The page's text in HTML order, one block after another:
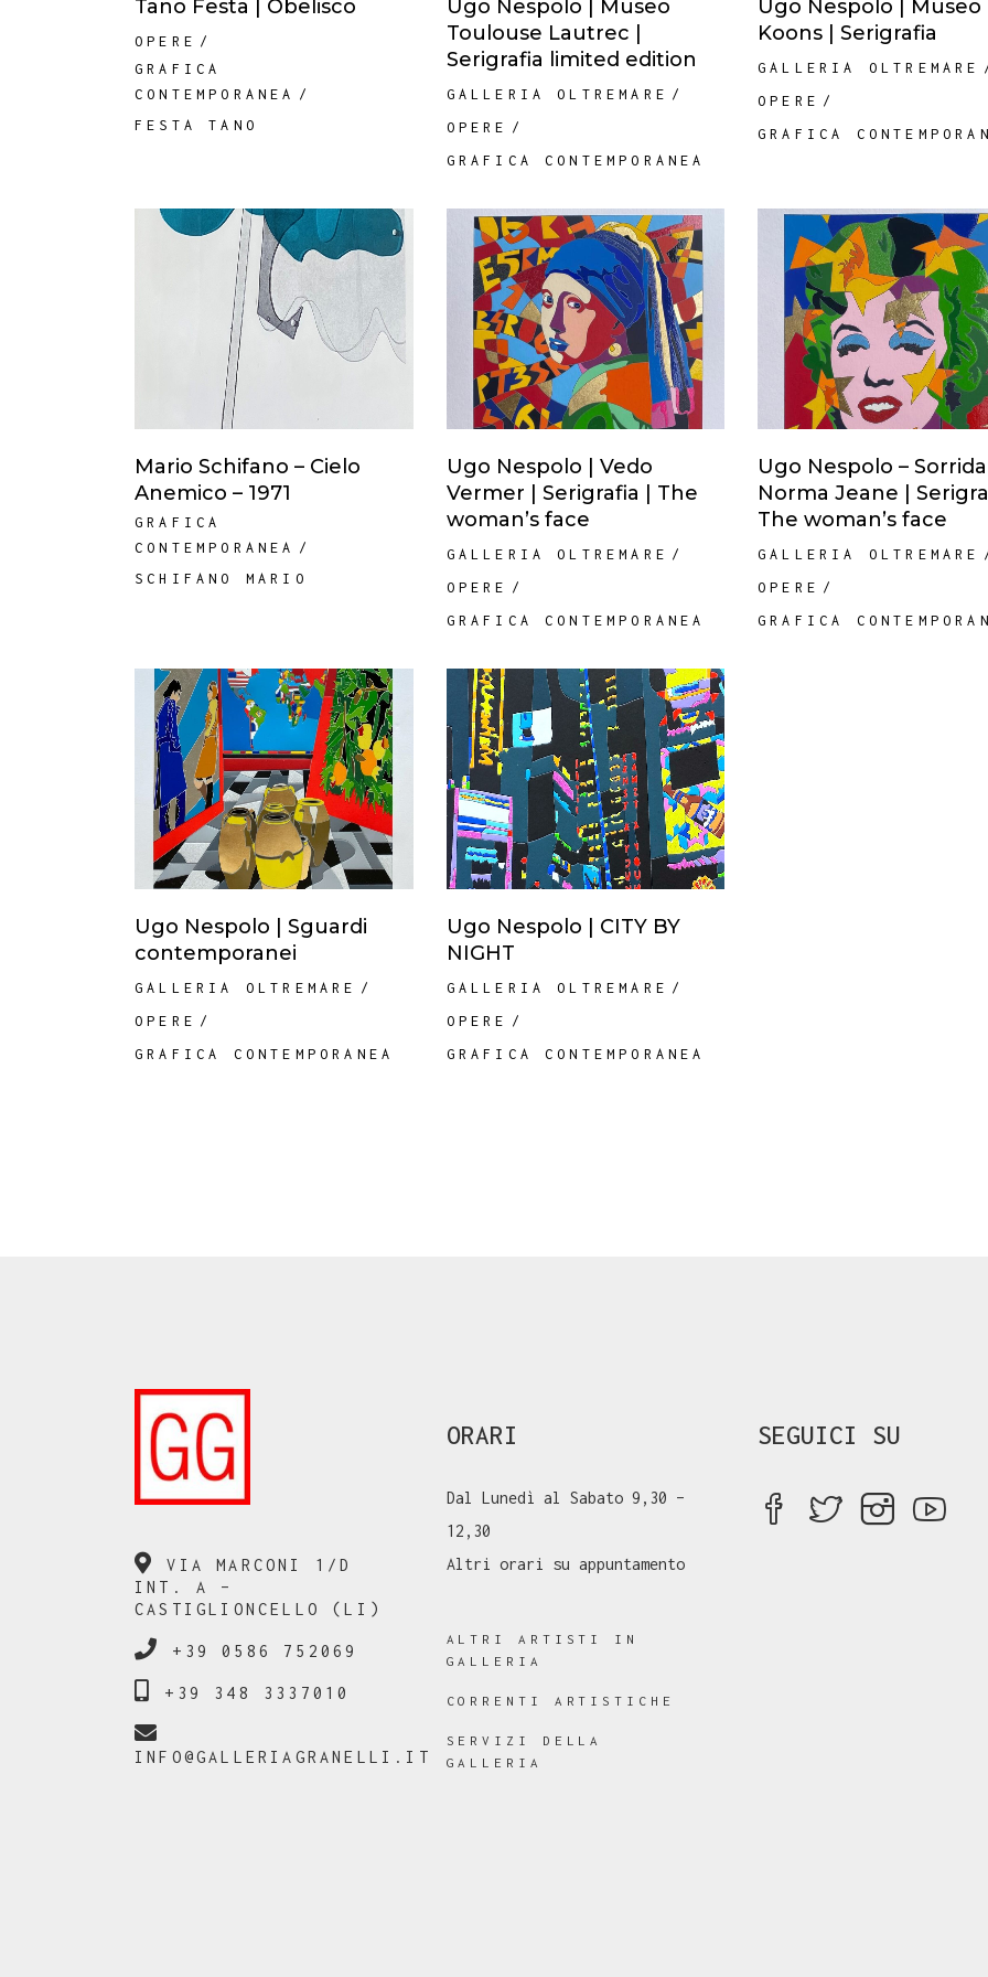
Tano Festa | Obelisco
OPERE
GRAFICA
CONTEMPORANEA
FESTA TANO
Ugo Nespolo | Museo
Toulouse Lautrec |
Serigrafia limited edition
GALLERIA OLTREMARE
OPERE
GRAFICA CONTEMPORANEA
Ugo Nespolo | Museo
Koons | Serigrafia
GALLERIA OLTREMARE
OPERE
GRAFICA
Mario Schifano – Cielo
Anemico – 1971
GRAFICA
CONTEMPORANEA
SCHIFANO MARIO
Ugo Nespolo | Vedo
Vermer | Serigrafia | The
woman’s face
GALLERIA OLTREMARE
OPERE
GRAFICA CONTEMPORANEA
Ugo Nespolo – Sorrida
Norma Jeane |
The woman’s face
GALLERIA OLTREMARE
OPERE
GRAFICA
Ugo Nespolo | Sguardi
contemporanei
GALLERIA OLTREMARE
OPERE
GRAFICA CONTEMPORANEA
Ugo Nespolo | CITY BY
NIGHT
GALLERIA OLTREMARE
OPERE
GRAFICA CONTEMPORANEA
VIA MARCONI 1/D
INT. A –
CASTIGLIONCELLO (LI)
+39 0586 752069
+39 348 3337010
INFO@GALLERIAGRANELLI.IT
ORARI
Dal Lunedì al Sabato 9,30 –
12,30
Altri orari su appuntamento
ALTRI ARTISTI IN
GALLERIA
CORRENTI ARTISTICHE
SERVIZI DELLA
GALLERIA
SEGUICI SU